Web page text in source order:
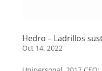
Hedro – Ladrillos
Oct 14, 2022